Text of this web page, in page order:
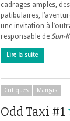
cadrages amples,
patibulaires,
une invitation à
responsable de Sun-
Lire la suite
Critiques Mangas
Odd Taxi #1